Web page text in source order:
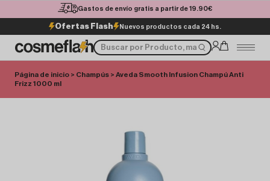
Gastos de envío gratis a partir de 19.90€
Ofertas Flash Nuevos productos cada 24 hs.
Página de inicio > Champús > Aveda Smooth Infusion Champú Anti
Frizz 1000 ml